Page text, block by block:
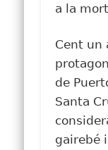
a la
Cent un
de
Santa
gairebé